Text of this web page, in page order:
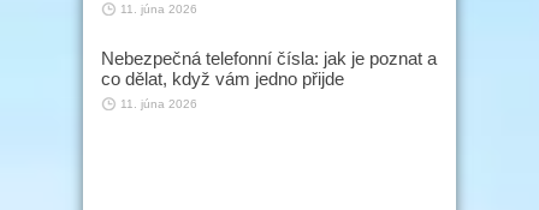
11. júna 2026
Nebezpečná telefonní čísla: jak je poznat a
co dělat, když vám jedno přijde
11. júna 2026